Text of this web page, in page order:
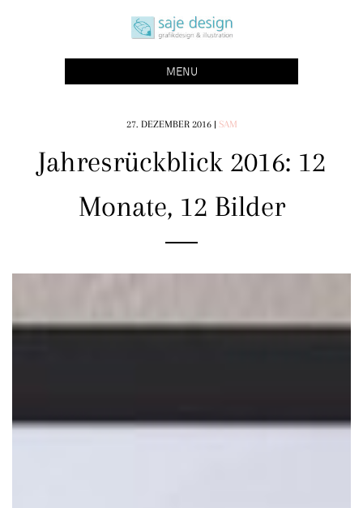
saje design bonn
grafikdesign | buchgestaltung | illustration
MENU
27. DEZEMBER 2016 | SAM
Jahresrückblick 2016: 12
Monate, 12 Bilder